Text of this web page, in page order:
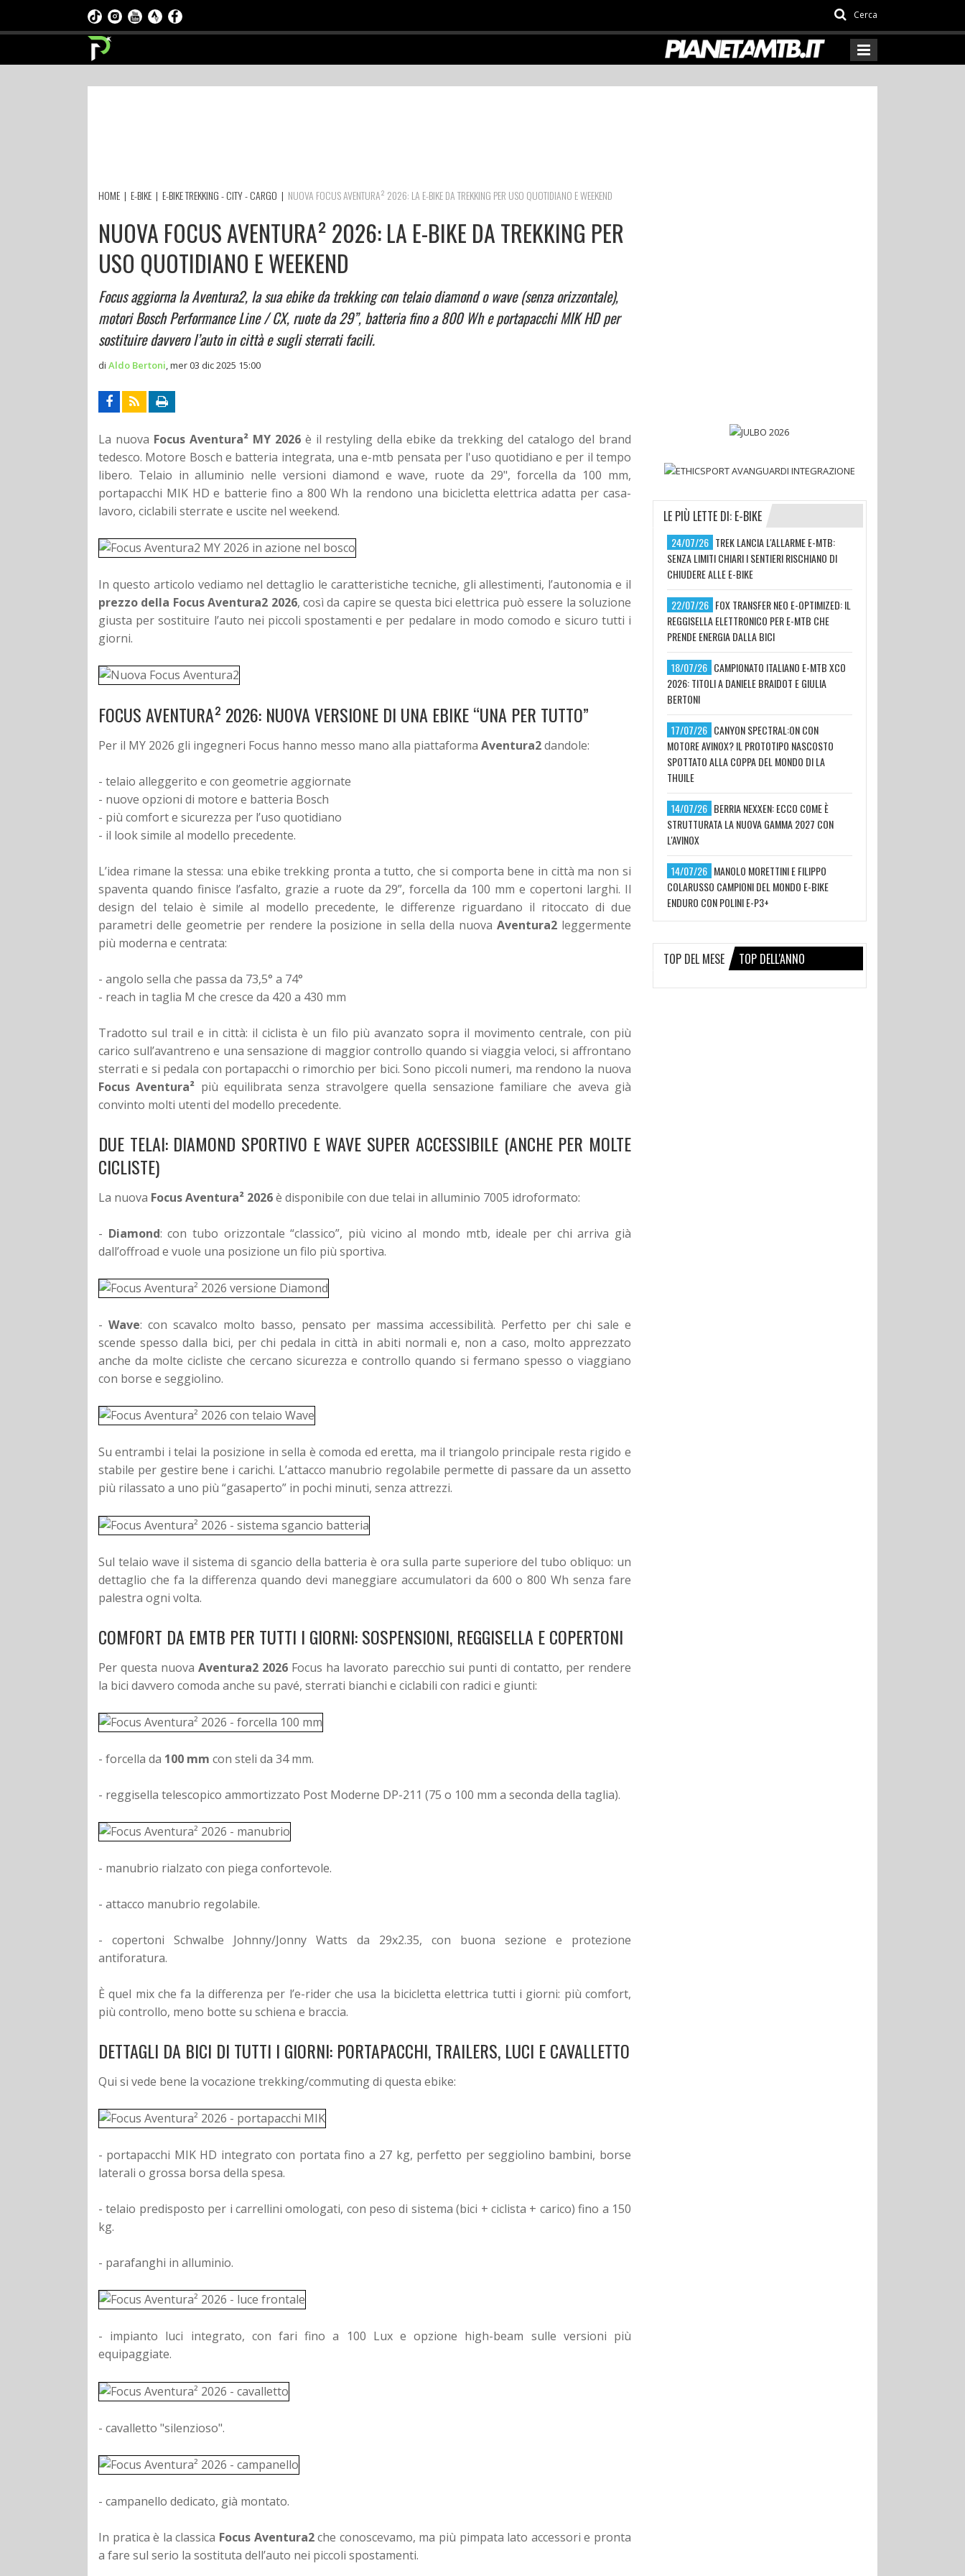
Cerca
HOME | E-BIKE | E-BIKE TREKKING - CITY - CARGO | NUOVA FOCUS AVENTURA² 2026: LA E-BIKE DA TREKKING PER USO QUOTIDIANO E WEEKEND
NUOVA FOCUS AVENTURA² 2026: LA E-BIKE DA TREKKING PER
USO QUOTIDIANO E WEEKEND
Focus aggiorna la Aventura2, la sua ebike da trekking con telaio diamond o wave (senza orizzontale),
motori Bosch Performance Line / CX, ruote da 29”, batteria fino a 800 Wh e portapacchi MIK HD per
sostituire davvero l’auto in città e sugli sterrati facili.
di Aldo Bertoni mer 03 dic 2025 15:00
La nuova Focus Aventura² MY 2026è il restyling della ebike da trekking del catalogo del brand
tedesco. Motore Bosch e batteria integrata, una e-mtb pensata per l'uso quotidiano e per il tempo
libero. Telaio in alluminio nelle versioni diamond e wave, ruote da 29", forcella da 100 mm,
portapacchi MIK HD e batterie fino a 800 Wh la rendono una bicicletta elettrica adatta per casa-
lavoro, ciclabili sterrate e uscite nel weekend.
In questo articolo vediamo nel dettaglio le caratteristiche tecniche, gli allestimenti, l’autonomia e il
prezzo della Focus Aventura2 2026, così da capire se questa bici elettrica può essere la soluzione
giusta per sostituire l’auto nei piccoli spostamenti e per pedalare in modo comodo e sicuro tutti i
giorni.
FOCUS AVENTURA² 2026: NUOVA VERSIONE DI UNA EBIKE “UNA PER TUTTO”
Per il MY 2026 gli ingegneri Focus hanno messo mano alla piattaforma Aventura2dandole:
- telaio alleggerito e con geometrie aggiornate
- nuove opzioni di motore e batteria Bosch
- più comfort e sicurezza per l’uso quotidiano
- il look simile al modello precedente.
L’idea rimane la stessa: una ebike trekking pronta a tutto, che si comporta bene in città ma non si
spaventa quando finisce l’asfalto, grazie a ruote da 29”, forcella da 100 mm e copertoni larghi. Il
design del telaio è simile al modello precedente, le differenze riguardano il ritoccato di due
parametri delle geometrie per rendere la posizione in sella della nuovaAventura2 leggermente
più moderna e centrata:
- angolo sella che passa da 73,5° a 74°
- reach in taglia M che cresce da 420 a 430 mm
Tradotto sul trail e in città: il ciclista è un filo più avanzato sopra il movimento centrale, con più
carico sull’avantreno e una sensazione di maggior controllo quando si viaggia veloci, si affrontano
sterrati e si pedala con portapacchi o rimorchio per bici. Sono piccoli numeri, ma rendono la nuova
Focus Aventura² più equilibrata senza stravolgere quella sensazione familiare che aveva già
convinto molti utenti del modello precedente.
DUE TELAI: DIAMOND SPORTIVO E WAVE SUPER ACCESSIBILE (ANCHE PER MOLTE
CICLISTE)
La nuova Focus Aventura² 2026è disponibile con due telai in alluminio 7005 idroformato:
- Diamond: con tubo orizzontale “classico”, più vicino al mondo mtb, ideale per chi arriva già
dall’offroad e vuole una posizione un filo più sportiva.
- Wave: con scavalco molto basso, pensato per massima accessibilità. Perfetto per chi sale e
scende spesso dalla bici, per chi pedala in città in abiti normali e, non a caso, molto apprezzato
anche da molte cicliste che cercano sicurezza e controllo quando si fermano spesso o viaggiano
con borse e seggiolino.
Su entrambi i telai la posizione in sella è comoda ed eretta, ma il triangolo principale resta rigido e
stabile per gestire bene i carichi. L’attacco manubrio regolabile permette di passare da un assetto
più rilassato a uno più “gasaperto” in pochi minuti, senza attrezzi.
Sul telaio wave il sistema di sgancio della batteria è ora sulla parte superiore del tubo obliquo: un
dettaglio che fa la differenza quando devi maneggiare accumulatori da 600 o 800 Wh senza fare
palestra ogni volta.
COMFORT DA EMTB PER TUTTI I GIORNI: SOSPENSIONI, REGGISELLA E COPERTONI
Per questa nuovaAventura2 2026 Focus ha lavorato parecchio sui punti di contatto, per rendere
la bici davvero comoda anche su pavé, sterrati bianchi e ciclabili con radici e giunti:
- forcella da 100 mm con steli da 34 mm.
- reggisella telescopico ammortizzato Post Moderne DP-211 (75 o 100 mm a seconda della taglia).
- manubrio rialzato con piega confortevole.
- attacco manubrio regolabile.
- copertoni Schwalbe Johnny/Jonny Watts da 29x2.35, con buona sezione e protezione
antiforatura.
È quel mix che fa la differenza per l’e-rider che usa la bicicletta elettrica tutti i giorni: più comfort,
più controllo, meno botte su schiena e braccia.
DETTAGLI DA BICI DI TUTTI I GIORNI: PORTAPACCHI, TRAILERS, LUCI E CAVALLETTO
Qui si vede bene la vocazione trekking/commuting di questa ebike:
- portapacchi MIK HD integrato con portata fino a 27 kg, perfetto per seggiolino bambini, borse
laterali o grossa borsa della spesa.
- telaio predisposto per i carrellini omologati, con peso di sistema (bici + ciclista + carico) fino a 150
kg.
- parafanghi in alluminio.
- impianto luci integrato, con fari fino a 100 Lux e opzione high-beam sulle versioni più
equipaggiate.
- cavalletto "silenzioso".
- campanello dedicato, già montato.
In pratica è la classica Focus Aventura2che conoscevamo, ma più pimpata lato accessori e pronta
a fare sul serio la sostituta dell’auto nei piccoli spostamenti.
LE PIÙ LETTE DI: E-BIKE
24/07/26 TREK LANCIA L'ALLARME E-MTB:
SENZA LIMITI CHIARI I SENTIERI RISCHIANO DI
CHIUDERE ALLE E-BIKE
22/07/26 FOX TRANSFER NEO E-OPTIMIZED: IL
REGGISELLA ELETTRONICO PER E-MTB CHE
PRENDE ENERGIA DALLA BICI
18/07/26 CAMPIONATO ITALIANO E-MTB XCO
2026: TITOLI A DANIELE BRAIDOT E GIULIA
BERTONI
17/07/26 CANYON SPECTRAL:ON CON
MOTORE AVINOX? IL PROTOTIPO NASCOSTO
SPOTTATO ALLA COPPA DEL MONDO DI LA
THUILE
14/07/26 BERRIA NEXXEN: ECCO COME È
STRUTTURATA LA NUOVA GAMMA 2027 CON
L'AVINOX
14/07/26 MANOLO MORETTINI E FILIPPO
COLARUSSO CAMPIONI DEL MONDO E-BIKE
ENDURO CON POLINI E-P3+
TOP DEL MESE TOP DELL'ANNO